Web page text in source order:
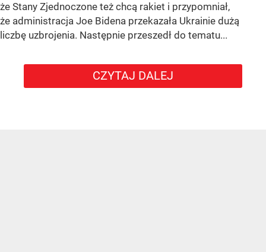
że Stany Zjednoczone też chcą rakiet i przypomniał,
że administracja Joe Bidena przekazała Ukrainie dużą
liczbę uzbrojenia. Następnie przeszedł do tematu...
CZYTAJ DALEJ